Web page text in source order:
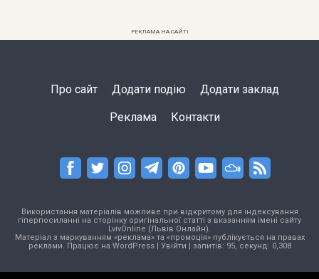
РЕКЛАМА НА САЙТІ
Про сайт Додати подію Додати заклад
Реклама Контакти
Використання матеріалів можливе при відкритому для індексування
гіперпосиланні на сторінку оригінальної статті з вказанням імені сайту
LvivOnline (Львів Онлайн).
Матеріал з маркуванням «реклама» та «промоція» публікується на правах
реклами. Працює на WordPress| Увійти | запитів: 95, секунд: 0,308